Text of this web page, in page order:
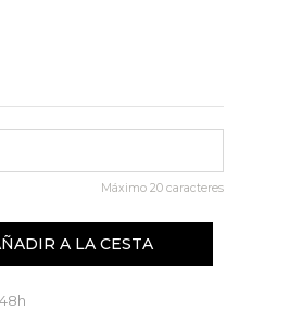
Máximo 20caracteres
A LA CESTA